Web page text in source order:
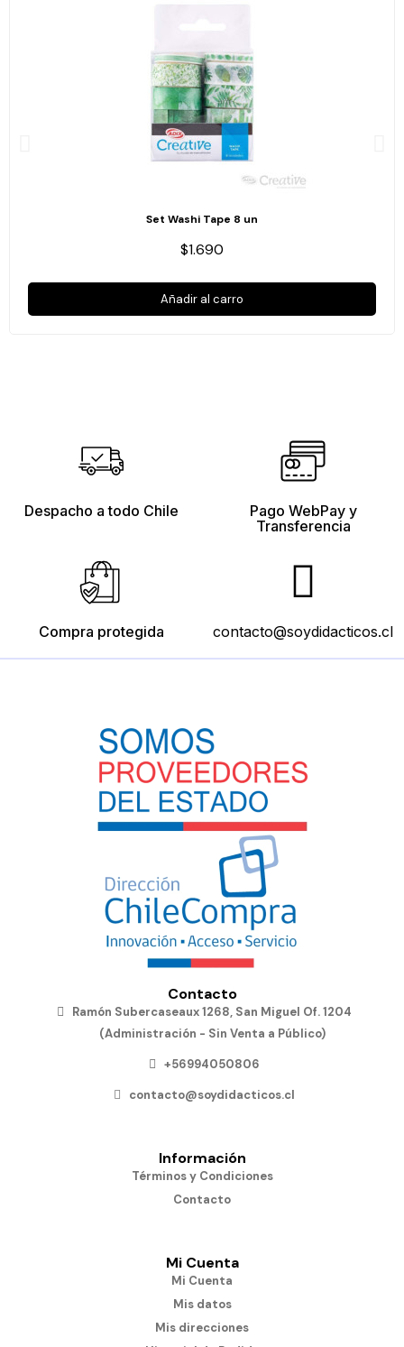
Set Washi Tape 8 un
$1.690
Añadir al carro
Despacho a todo Chile
Pago WebPay y
Transferencia
Compra protegida contacto@soydidacticos.cl
Contacto
Ramón Subercaseaux 1268, San Miguel Of. 1204
(Administración - Sin Venta a Público)
+56994050806
contacto@soydidacticos.cl
Información
Términos y Condiciones
Contacto
Mi Cuenta
Mi Cuenta
Mis datos
Mis direcciones